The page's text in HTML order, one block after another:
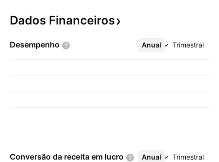
Dados Financeiros
Desempenho Anual Trimestral
Mais
Conversão da receita em lucro Anual Trimestral
Mais